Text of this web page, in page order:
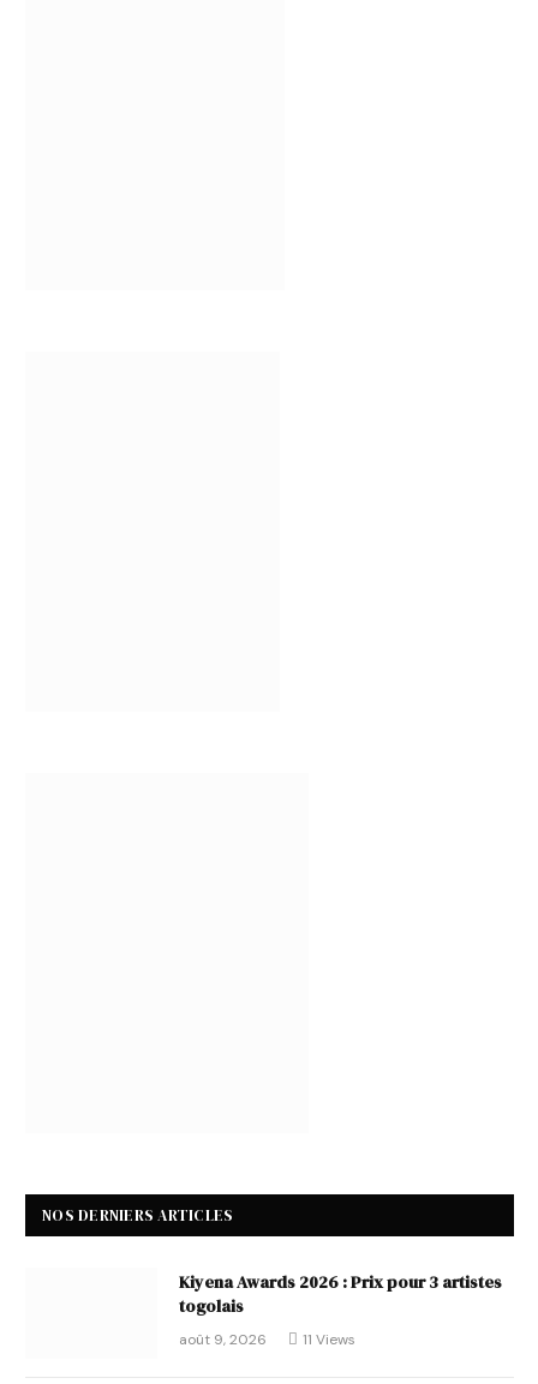
NOS DERNIERS ARTICLES
Kiyena Awards 2026 : Prix pour 3 artistes
togolais
août 9, 2026 11 Views